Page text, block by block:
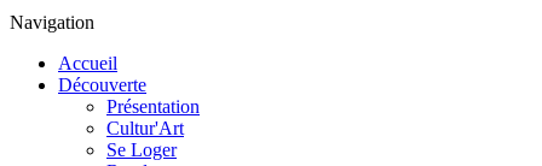
Navigation
Accueil
Découverte
Présentation
Cultur'Art
Se Loger